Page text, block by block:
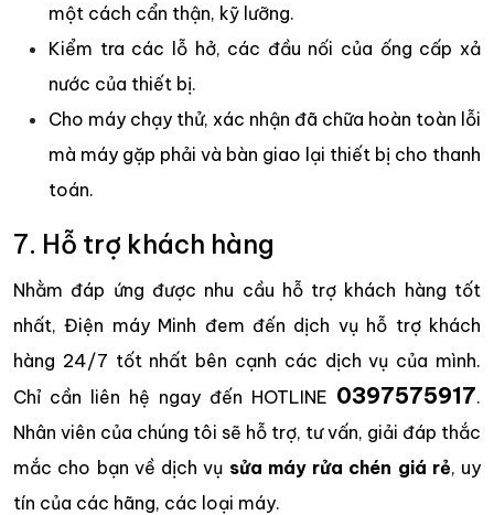
một cách cẩn thận, kỹ lưỡng.
Kiểm tra các lỗ hở, các đầu nối của ống cấp xả
nước của thiết bị.
Cho máy chạy thử, xác nhận đã chữa hoàn toàn lỗi
mà máy gặp phải và bàn giao lại thiết bị cho thanh
toán.
7. Hỗ trợ khách hàng
Nhằm đáp ứng được nhu cầu hỗ trợ khách hàng tốt
nhất, Điện máy Minh đem đến dịch vụ hỗ trợ khách
hàng 24/7 tốt nhất bên cạnh các dịch vụ của mình.
Chỉ cần liên hệ ngay đến HOTLINE 0397575917.
Nhân viên của chúng tôi sẽ hỗ trợ, tư vấn, giải đáp thắc
mắc cho bạn về dịch vụ sửa máy rửa chén giá rẻ, uy
tín của các hãng, các loại máy.